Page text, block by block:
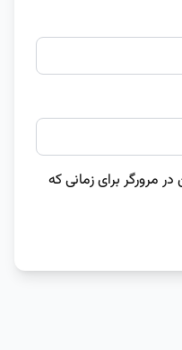
مرورگر برای زمانی که